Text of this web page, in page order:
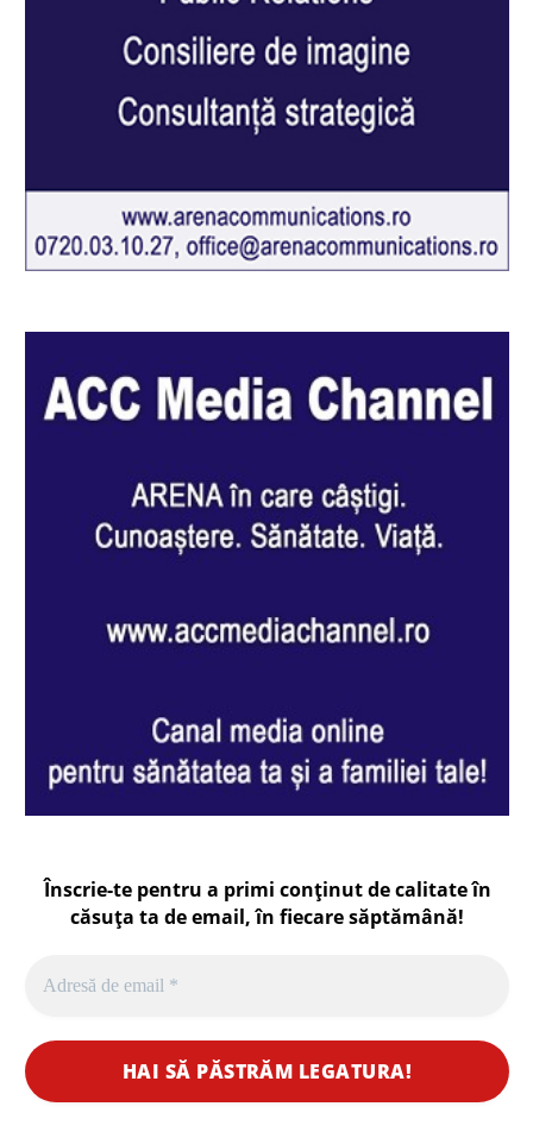
Înscrie-te pentru a primi conținut de calitate în
căsuța ta de email, în fiecaresăptămână!